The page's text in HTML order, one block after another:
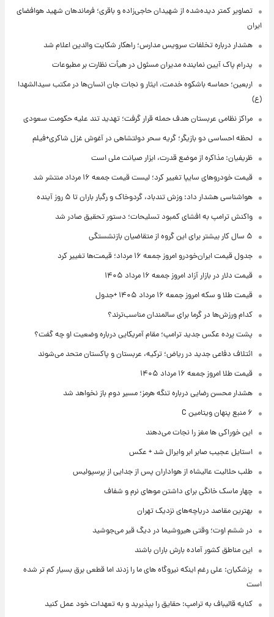
تصاویر کمتر دیده‌شده از شهیدان حاجی‌زاده و باقری؛ فرماندهان شهید هوافضای
ایران
هشدار درباره تخلفات سرویس مدارس؛ راهکار شکایت والدین اعلام شد
پدرام پاک آیین نماینده مدیران مسئول در هیأت نظارت بر مطبوعات
اربعین؛ حماسه باشکوه خدمت، ایثار و نجات جان انسان‌ها در مکتب سیدالشهدا
(ع)
مراکز نظامی عربستان هدف حمله قرار گرفت؛ تهدید تند علیه حکومت سعودی
لحظه احساسی دو بازیگر؛ گریه سحر دولتشاهی در آغوش غزل شاکری+فیلم
ظریفیان: مذاکره از موضع قدرت، ابزار صیانت ملی است
قیمت خودروهای سایپا تغییر کرد؛ لیست قیمت جمعه ۱۶ مرداد منتشر شد
هواشناسی هشدار داد: وزش تندباد، گردوخاک و رگبار باران تا ۵ روز آینده
واکنش ترامپ به افشای کمبود تسلیحات؛ دستور تحقیق صادر شد
۵ سال کار بیشتر برای این گروه از متقاضیان بازنشستگی
جدول قیمت ایران‌خودرو امروز جمعه ۱۶ مرداد؛ قیمت‌ها تغییر کرد
قیمت دلار در بازار آزاد امروز جمعه ۱۶ مرداد ۱۴۰۵
قیمت طلا و سکه امروز جمعه ۱۶ مرداد ۱۴۰۵ +جدول
کدام ورزش‌ها در گرما برای سالمندان مناسب‌ترند؟
پشت پرده عکس جدید ترامپ؛ مقام آمریکایی درباره وضعیت او چه گفت؟
ائتلاف دفاعی جدید در ریاض؛ ترکیه، عربستان و پاکستان متحد می‌شوند
قیمت طلا امروز جمعه ۱۶ مرداد ۱۴۰۵
هشدار محسن رضایی درباره تنگه هرمز؛ مسیر دوم باز نخواهد شد
۶ منبع پنهان ویتامین C
این خوراکی ها مغز را نجات می‌دهند
استایل عجیب صابر ابر وایرال شد + عکس
طلب حلالیت عالیشاه از هواداران پس از جدایی از پرسپولیس
چهار ماسک خانگی برای داشتن موهای نرم و شفاف
بهترین مقاصد دریاچه‌های نزدیک تهران
در ششم اوت؛ وقتی هیروشیما در دیگ قیر می‌جوشید
این مناطق کشور آماده بارش باران باشند
پزشکیان: علی رغم اینکه نیروگاه های ما را زدند اما قطعی برق بسیار کم تر شده
است
کنایه قالیباف به ترامپ: حقایق را بپذیرید و به تعهدات خود عمل کنید